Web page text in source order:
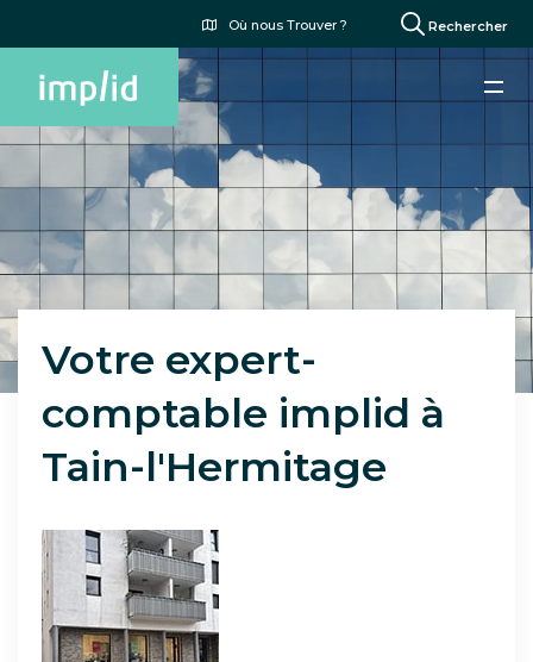
principal
Où nous Trouver ?
Menu
du
Rechercher
Paragraphes
Votre expert-
comptable implid à
Tain-l'Hermitage